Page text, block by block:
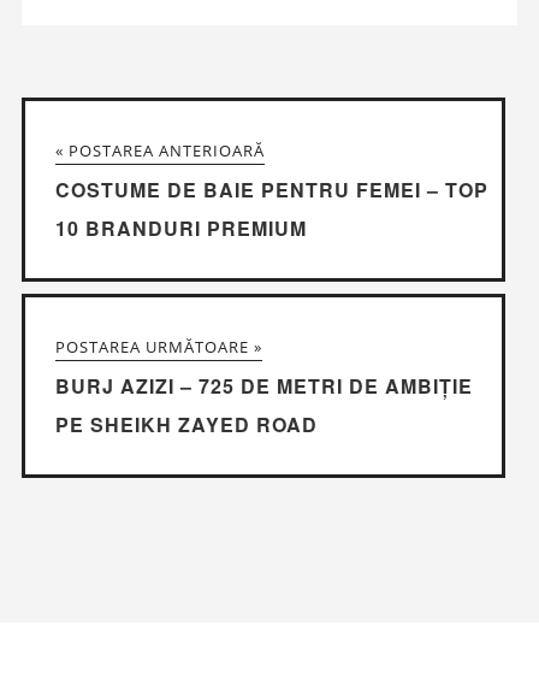
« POSTAREA ANTERIOARĂ
COSTUME DE BAIE PENTRU FEMEI – TOP
10 BRANDURI PREMIUM
POSTAREA URMĂTOARE »
BURJ AZIZI – 725 DE METRI DE AMBIȚIE
PE SHEIKH ZAYED ROAD